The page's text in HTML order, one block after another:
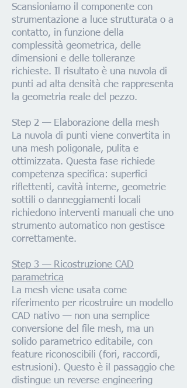
Scansioniamo il componente con
strumentazione a luce strutturata o a
contatto, in funzione della
complessità geometrica, delle
dimensioni e delle tolleranze
richieste. Il risultato è una nuvola di
punti ad alta densità che rappresenta
la geometria reale del pezzo.
Step 2 — Elaborazione della mesh
La nuvola di punti viene convertita in
una mesh poligonale, pulita e
ottimizzata. Questa fase richiede
competenza specifica: superfici
riflettenti, cavità interne, geometrie
sottili o danneggiamenti locali
richiedono interventi manuali che uno
strumento automatico non gestisce
correttamente.
Step 3 — Ricostruzione CAD
parametrica
La mesh viene usata come
riferimento per ricostruire un modello
CAD nativo — non una semplice
conversione del file mesh, ma un
solido parametrico editabile, con
feature riconoscibili (fori, raccordi,
estrusioni). Questo è il passaggio che
distingue un reverse engineering